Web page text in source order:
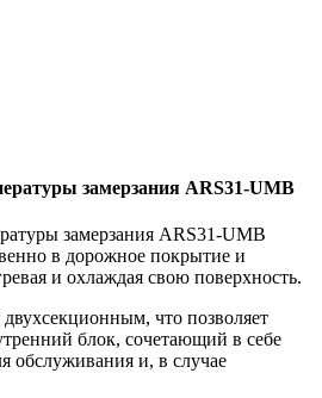
замерзания ARS31-UMB
замерзания ARS31-UMB
в дорожное покрытие и
и охлаждая свою поверхность.
двухсекционным, что позволяет
блок, сочетающий в себе
обслуживания и, в случае